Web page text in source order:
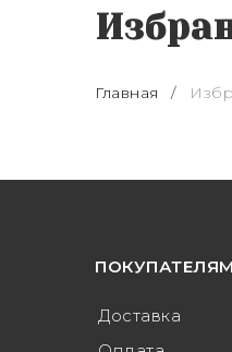
Главная /
ПОКУПАТЕЛЯМ
Доставка